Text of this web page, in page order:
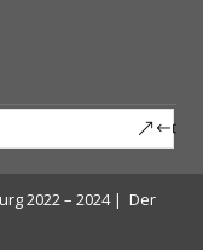
2022 – 2024 | Der